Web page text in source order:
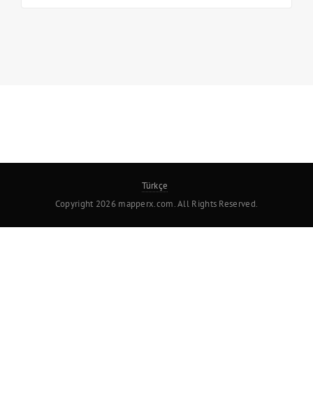
Türkçe
Copyright 2026 mapperx.com. All Rights Reserved.